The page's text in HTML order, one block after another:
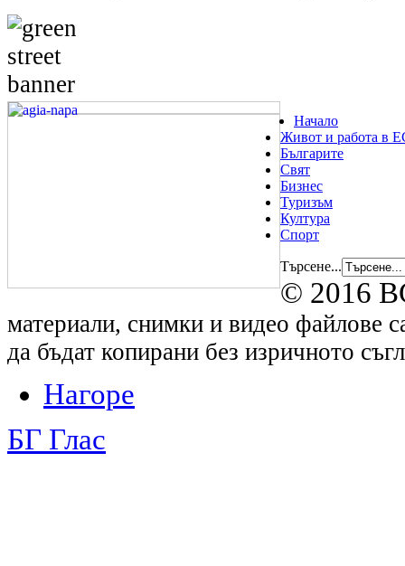
Начало
Живот и работа в
Българите
Свят
Бизнес
Туризъм
Култура
Спорт
Търсене...
© 2016
материали, снимки и видео файлове
да бъдат копирани без изричното
Нагоре
БГ Глас